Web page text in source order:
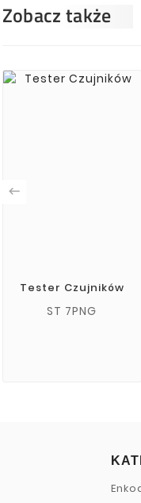
Zobacz także

Tester Czujników
ST 7PNG